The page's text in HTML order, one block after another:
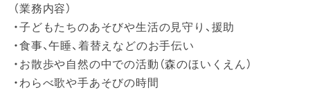
（業務内容）
・子どもたちのあそびや生活の見守り、援助
・食事、午睡、着替えなどのお手伝い
・お散歩や自然の中での活動（森のほいくえん）
・わらべ歌や手あそびの時間